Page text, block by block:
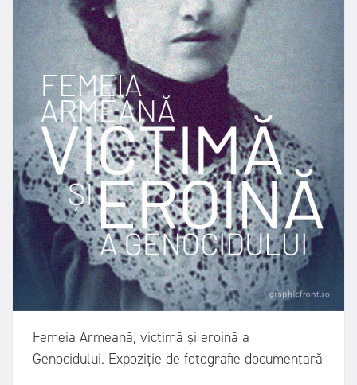
Femeia Armeană, victimă și eroină a
Genocidului. Expoziție de fotografie documentară